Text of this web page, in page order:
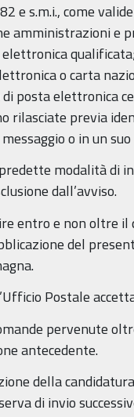
e s.m.i., come
amministrazioni e
o carta
posta elettronica
rilasciate previa
o in un
modalità di
dall’avviso.
entro e non oltre
del
Postale
pervenute
antecedente.
della
di invio